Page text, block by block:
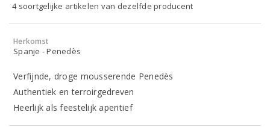
4 soortgelijke artikelen van dezelfde producent
Herkomst
Spanje - Penedès
Verfijnde, droge mousserende Penedès
Authentiek en terroirgedreven
Heerlijk als feestelijk aperitief